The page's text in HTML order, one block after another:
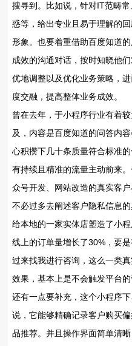
搜寻到。比如说，针对IT范畴
惑等，给出专业且易于理解的
形象。也要着重借助百度知道
成效的沟通对话，按时知晓他
优地调整以及优化业务策略，
度交融，提高整体业务成效。
曾在去年，于小程序行业有着
及，内容是百度知道的问答内
心积攒下几十条质量符合标准
有持续且精准的流量主动前来
众号开发、网站改造的真实客
不必过多去阐述客户隐私信息
给本地的一家实体店塑造了小
线上的订单量增长了30%，要
过来找我进行咨询，这么一类
效果，基本上是不会触发平台的
还有一点要补充，这个小程序
说，它能够精确记录客户购买
品推荐。并且操作界面简单清